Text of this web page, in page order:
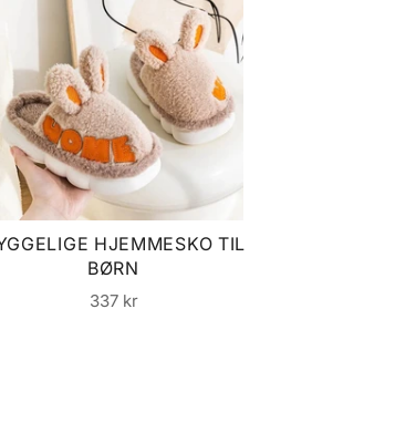
HJEMMESKO TIL
BØRN
Normalpris
337 kr